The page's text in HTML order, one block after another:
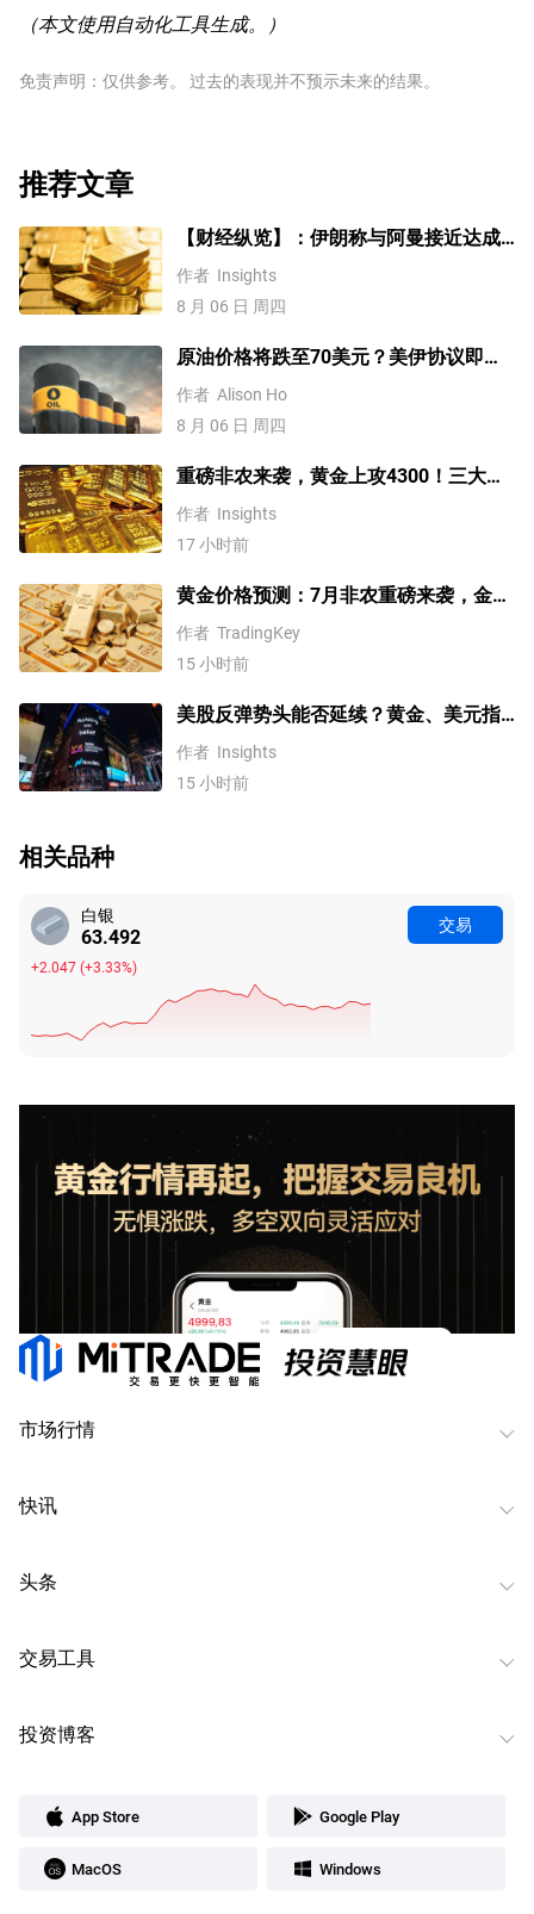
决定金价方面发挥了关键作用。
数，可能有助于确定两种金属之间的相对估值。一些投资
者可能认为高比率是白银被低估或黄金被高估的一个指
了。
（本文使用自动化工具生成。）
免责声明：仅供参考。 过去的表现并不预示未来的结果。
推荐文章
【财经纵览】：伊朗称与阿曼接近达成
协议，黄金涨超200美元、WTI原油三连
跌，道指续创历史新高！
作者 Insights
8 月 06 日 周四
原油价格将跌至70美元？美伊协议即将
达成，但小心冲突再起
作者 Alison Ho
8 月 06 日 周四
重磅非农来袭，黄金上攻4300！三大因
素预示金价升势有望延续
作者 Insights
17 小时前
黄金价格预测：7月非农重磅来袭，金价
站上4300美元后还能涨吗？
作者 TradingKey
15 小时前
美股反弹势头能否延续？黄金、美元指
数、费半指数、纳指100技术分析
作者 Insights
15 小时前
相关品种
白银
63.492
+2.047(+3.33%)
交易
市场行情
快讯
头条
交易工具
投资博客
App Store Google Play
MacOS Windows